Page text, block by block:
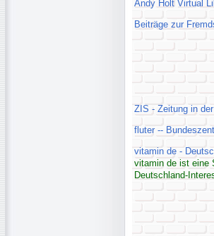
Andy Holt Virtual
Beiträge zur
ZIS - Zeitung in
fluter --
vitamin de -
vitamin de ist eine
Deutschland-